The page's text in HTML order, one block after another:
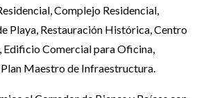
Complejo Residencial,
Playa, Restauración Histórica, Centro
Comercial para Oficina,
Maestro de Infraestructura.